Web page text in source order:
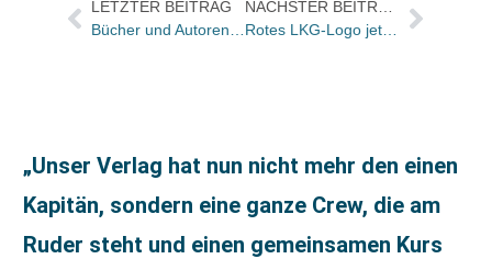
LETZTER BEITRAG
„Unser Verlag hat nun nicht mehr den einen
Kapitän, sondern eine ganze Crew, die am
Ruder steht und einen gemeinsamen Kurs